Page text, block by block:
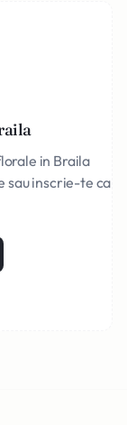
in Braila
sau inscrie-te ca